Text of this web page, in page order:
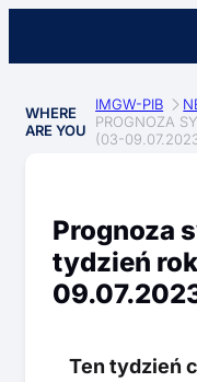
WHERE
ARE YOU
IMGW-PIB
PROGNOZA
(03-
Prognoza
tydzień
Ten tydzień